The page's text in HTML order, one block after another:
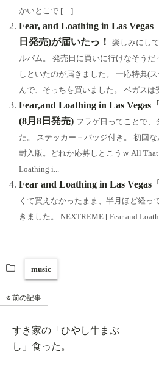
かいとこで […]...
Fear, and Loathing in Las Vegas
日発売)が届いたっ！
楽しみにし
ルバム。 発売日に買いに行けなそうだ
しといたのが届きました。 一応特典(
んで、そっちを買いました。 ベガス
Fear,and Loathing in Las Vegas
(8月8日発売) フラゲ日ってことで、
た。 ステッカー＋バッジ付き。 初回
封入版。どれか応募しとこうｗ All That
Loathing i...
Fear and Loathing in Las Vegas
くて買えなかったまま、半月ほど経っ
きました。 NEXTREME [ Fear and
music
前の記事
すき家の「ひやし牛まぶ
し」食った。